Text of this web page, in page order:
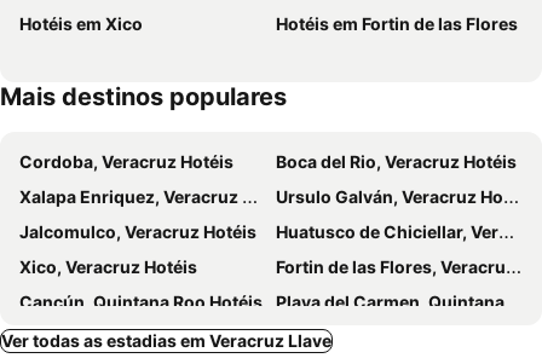
Hotéis em Xico
Hotéis em Fortin de las Flores
Mais destinos populares
Cordoba, Veracruz Hotéis
Boca del Rio, Veracruz Hotéis
Xalapa Enriquez, Veracruz Hotéis
Ursulo Galván, Veracruz Hotéis
Jalcomulco, Veracruz Hotéis
Huatusco de Chiciellar, Veracruz Hotéis
Xico, Veracruz Hotéis
Fortin de las Flores, Veracruz Hotéis
Cancún, Quintana Roo Hotéis
Playa del Carmen, Quintana Roo Hotéis
Mazamitla, Jalisco Hotéis
Valladolid, Yucatan Hotéis
Ver todas as estadias em Veracruz Llave